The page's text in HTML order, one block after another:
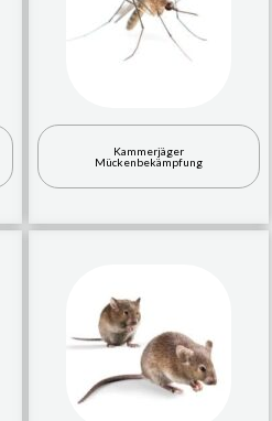
Kammerjäger
Mückenbekämpfung